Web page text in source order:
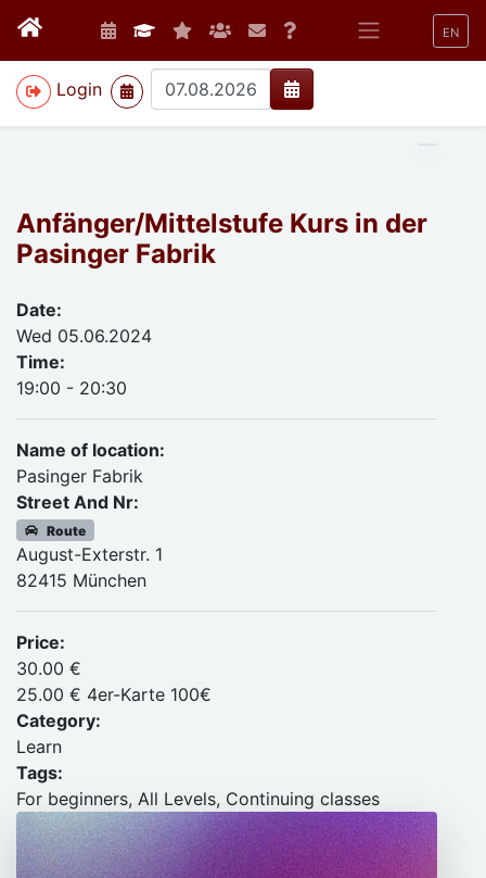
EN
Login
>
Anfänger/Mittelstufe Kurs in der
Pasinger Fabrik
Date:
Wed 05.06.2024
Time:
19:00 - 20:30
Name of location:
Pasinger Fabrik
Street And Nr:
Route
August-Exterstr. 1
82415 München
Price:
30.00 €
25.00 € 4er-Karte 100€
Category:
Learn
Tags:
For beginners, All Levels, Continuing classes